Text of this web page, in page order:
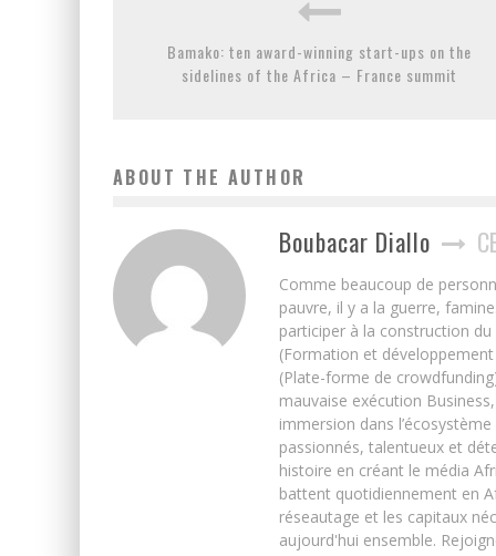
Bamako: ten award-winning start-ups on the
sidelines of the Africa – France summit
ABOUT THE AUTHOR
Boubacar Diallo
Comme beaucoup de
pauvre, il y a la guerre,
participer à la construction du
(Formation et
(Plate-forme de
mauvaise exécution
immersion dans
passionnés, talentueux et
histoire en créant le média
battent quotidiennement en
réseautage et les capitaux
aujourd'hui ensemble.